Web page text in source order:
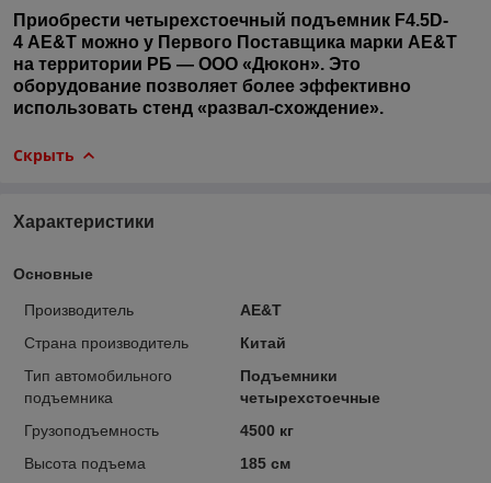
Приобрести четырехстоечный подъемник F4.5D-
4 AE&T можно у Первого Поставщика марки AE&T
на территории РБ — ООО «Дюкон». Это
оборудование позволяет более эффективно
использовать стенд «развал-схождение».
Скрыть
Характеристики
Основные
Производитель
AE&T
Страна производитель
Китай
Тип автомобильного
подъемника
Подъемники
четырехстоечные
Грузоподъемность
4500 кг
Высота подъема
185 см